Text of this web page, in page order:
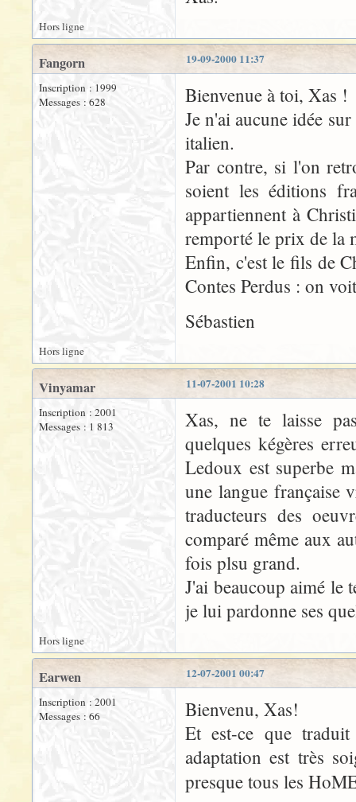
Hors ligne
19-09-2000 11:37
Fangorn
Inscription : 1999
Messages : 628
Bienvenue à toi, Xas !
Je n'ai aucune idée
italien.
Par contre, si l'on
soient les éditions
appartiennent à
remporté le prix de la
Enfin, c'est le fils de
Contes Perdus : on
Sébastien
Hors ligne
11-07-2001 10:28
Vinyamar
Inscription : 2001
Messages : 1 813
Xas, ne te laisse
quelques kégères
Ledoux est superbe
une langue française
traducteurs des
comparé même aux
fois plsu grand.
J'ai beaucoup aimé le
je lui pardonne ses
Hors ligne
12-07-2001 00:47
Earwen
Inscription : 2001
Messages : 66
Bienvenu, Xas!
Et est-ce que
adaptation est très
presque tous les